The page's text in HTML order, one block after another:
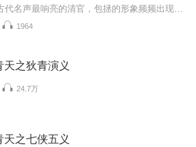
1964
天之狄青演义
24.7万
天之七侠五义